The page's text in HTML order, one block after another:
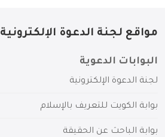
مواقع لجنة الدعوة الإلكترونية
البوابات الدعوية
لجنة الدعوة الإلكترونية
بوابة الكويت للتعريف بالإسلام
بوابة الباحث عن الحقيقة